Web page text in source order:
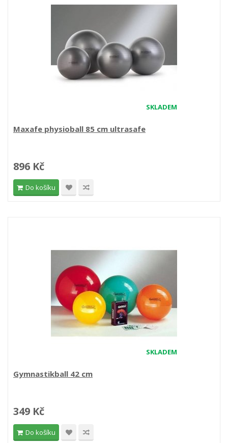
SKLADEM
Maxafe physioball 85 cm ultrasafe
896 Kč
Do košíku
SKLADEM
Gymnastikball 42 cm
349 Kč
Do košíku